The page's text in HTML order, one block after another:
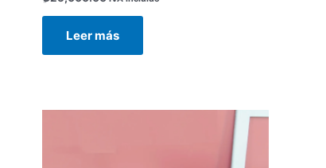
Leer más
Este
producto
tiene